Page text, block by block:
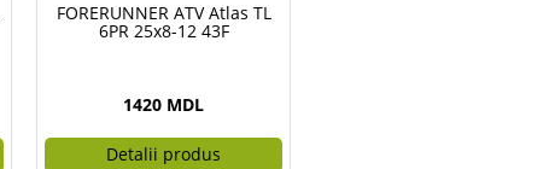
FORERUNNER ATV Atlas TL
6PR 25x8-12 43F
1420 MDL
Detalii produs